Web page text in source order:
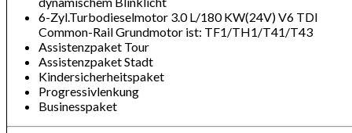
6-Zyl.Turbodieselmotor 3.0 L/180 KW(24V) V6 TDI
Common-Rail Grundmotor ist: TF1/TH1/T41/T43
Assistenzpaket Tour
Assistenzpaket Stadt
Kindersicherheitspaket
Progressivlenkung
Businesspaket